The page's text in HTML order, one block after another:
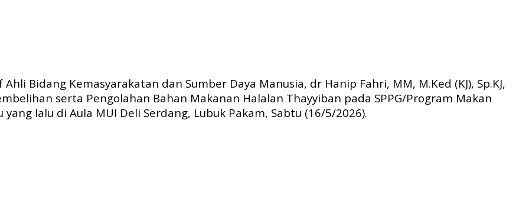
Bidang Kemasyarakatan dan Sumber Daya Manusia, dr Hanip Fahri, MM, M.Ked (KJ), Sp.KJ,
serta Pengolahan Bahan Makanan Halalan Thayyiban pada SPPG/Program Makan
lalu di Aula MUI Deli Serdang, Lubuk Pakam, Sabtu (16/5/2026).